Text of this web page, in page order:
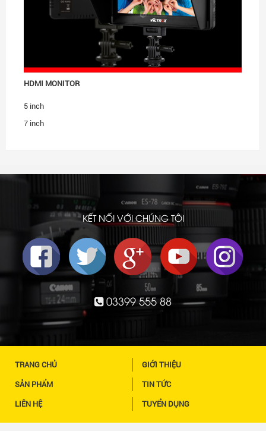
HDMI MONITOR
5 inch
7 inch
KẾT NỐI VỚI CHÚNG TÔI
03399 555 88
TRANG CHỦ GIỚI THIỆU
SẢN PHẨM TIN TỨC
LIÊN HỆ TUYỂN DỤNG